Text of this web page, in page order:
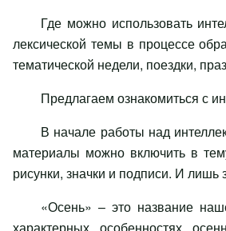
Где можно использовать
лексической темы в процессе
тематической недели, поездки,
Предлагаем ознакомиться с
В начале работы над
материалы можно включить в
рисунки, значки и подписи. И
«Осень» – это название